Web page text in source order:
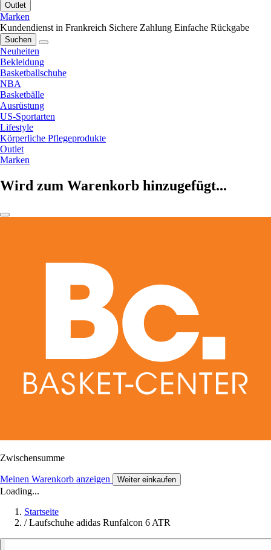
Outlet
Marken
Kundendienst in Frankreich Sichere Zahlung Einfache Rückgabe
Suchen
Neuheiten
Bekleidung
Basketballschuhe
NBA
Basketbälle
Ausrüstung
US-Sportarten
Lifestyle
Körperliche Pflegeprodukte
Outlet
Marken
Wird zum Warenkorb hinzugefügt...
Zwischensumme
Meinen Warenkorb anzeigen Weiter einkaufen
Loading...
Startseite
/ Laufschuhe adidas Runfalcon 6 ATR